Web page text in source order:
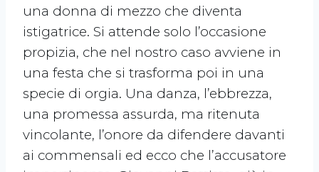
una donna di mezzo che diventa
istigatrice. Si attende solo l’occasione
propizia, che nel nostro caso avviene in
una festa che si trasforma poi in una
specie di orgia. Una danza, l’ebbrezza,
una promessa assurda, ma ritenuta
vincolante, l’onore da difendere davanti
ai commensali ed ecco che l’accusatore